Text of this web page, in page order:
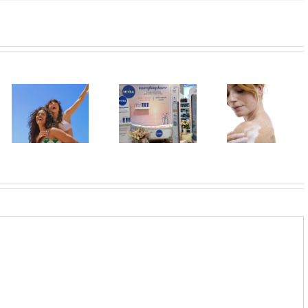
Leto menja
naše navike –
vreme je da
U Lilly
drogerijama
do 31. jula
proizvodi za
Koža kao na
odmoru –